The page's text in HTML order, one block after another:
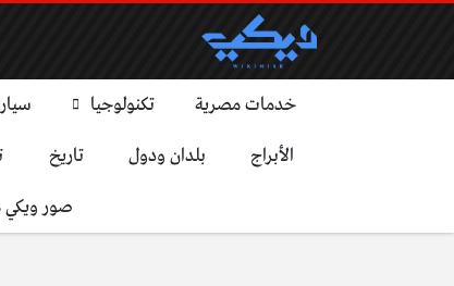
خدمات مصرية تكنولوجيا
الأبراج بلدان ودول تاريخ
صور